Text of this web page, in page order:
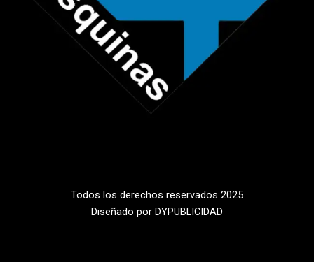
Todos los derechos reservados 2025
Diseñado por DYPUBLICIDAD